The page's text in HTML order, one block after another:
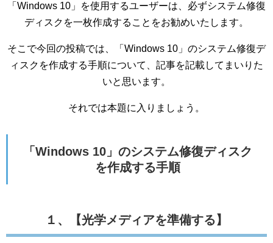
「Windows 10」を使用するユーザーは、必ずシステム修復
ディスクを一枚作成することをお勧めいたします。
そこで今回の投稿では、「Windows 10」のシステム修復デ
ィスクを作成する手順について、記事を記載してまいりた
いと思います。
それでは本題に入りましょう。
「Windows 10」のシステム修復ディスク
を作成する手順
１、【光学メディアを準備する】